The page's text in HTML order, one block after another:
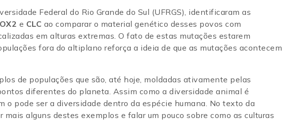
Federal do Rio Grande do Sul (UFRGS), identificaram as
e CLC ao comparar o material genético desses povos com
em alturas extremas. O fato de estas mutações estarem
fora do altiplano reforça a ideia de que as mutações acontecem
de populações que são, até hoje, moldadas ativamente pelas
diferentes do planeta. Assim como a diversidade animal é
o pode ser a diversidade dentro da espécie humana. No texto da
mais alguns destes exemplos e falar um pouco sobre como as culturas